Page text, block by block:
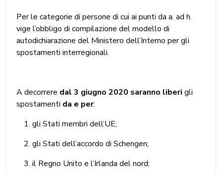
Per le categorie di persone di cui ai punti da a. ad h.
vige l’obbligo di compilazione del modello di
autodichiarazione del Ministero dell’Interno per gli
spostamenti interregionali.
A decorrere dal 3 giugno 2020 saranno liberi gli
spostamenti da e per:
gli Stati membri dell’UE;
gli Stati dell’accordo di Schengen;
il Regno Unito e l’Irlanda del nord;